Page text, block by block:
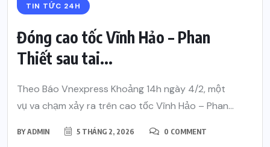
TIN TỨC 24H
Đóng cao tốc Vĩnh Hảo – Phan
Thiết sau tai...
Theo Báo Vnexpress Khoảng 14h ngày 4/2, một
vụ va chạm xảy ra trên cao tốc Vĩnh Hảo – Phan...
BYADMIN 5 THÁNG 2, 2026 0 COMMENT